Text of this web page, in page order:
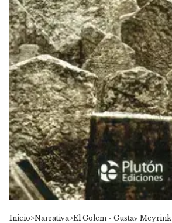
Inicio>Narrativa>El Golem - Gustav Meyrink